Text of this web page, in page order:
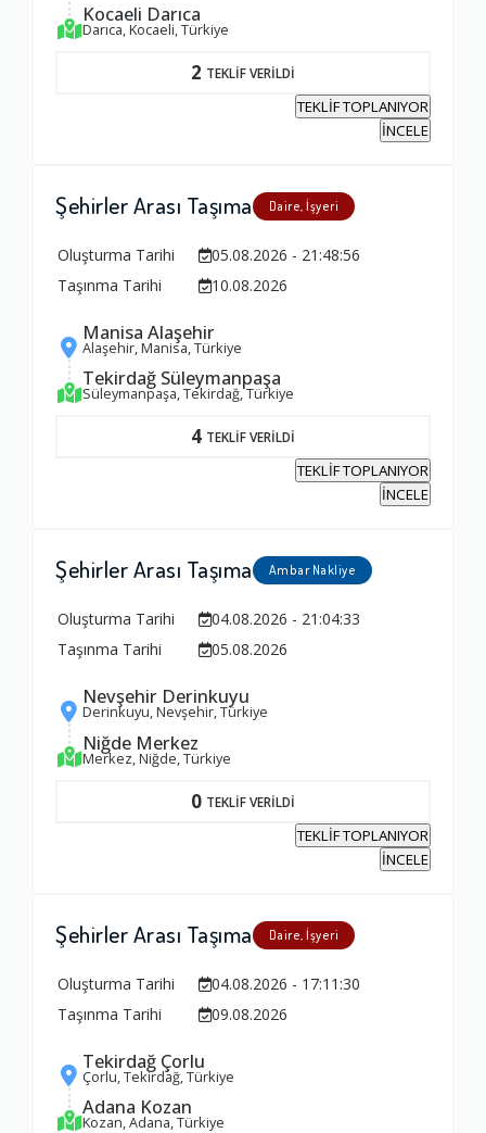
Kocaeli Darıca
Darıca, Kocaeli, Türkiye
2 TEKLİF VERİLDİ
TEKLİF TOPLANIYOR
İNCELE
Şehirler Arası Taşıma Daire, İşyeri
Oluşturma Tarihi
05.08.2026 - 21:48:56
Taşınma Tarihi
10.08.2026
Manisa Alaşehir
Alaşehir, Manisa, Türkiye
Tekirdağ Süleymanpaşa
Süleymanpaşa, Tekirdağ, Türkiye
4 TEKLİF VERİLDİ
TEKLİF TOPLANIYOR
İNCELE
Şehirler Arası Taşıma Ambar Nakliye
Oluşturma Tarihi
04.08.2026 - 21:04:33
Taşınma Tarihi
05.08.2026
Nevşehir Derinkuyu
Derinkuyu, Nevşehir, Türkiye
Niğde Merkez
Merkez, Niğde, Türkiye
0 TEKLİF VERİLDİ
TEKLİF TOPLANIYOR
İNCELE
Şehirler Arası Taşıma Daire, İşyeri
Oluşturma Tarihi
04.08.2026 - 17:11:30
Taşınma Tarihi
09.08.2026
Tekirdağ Çorlu
Çorlu, Tekirdağ, Türkiye
Adana Kozan
Kozan, Adana, Türkiye
Ambalajlama Hizmeti
Firma ile İletişim